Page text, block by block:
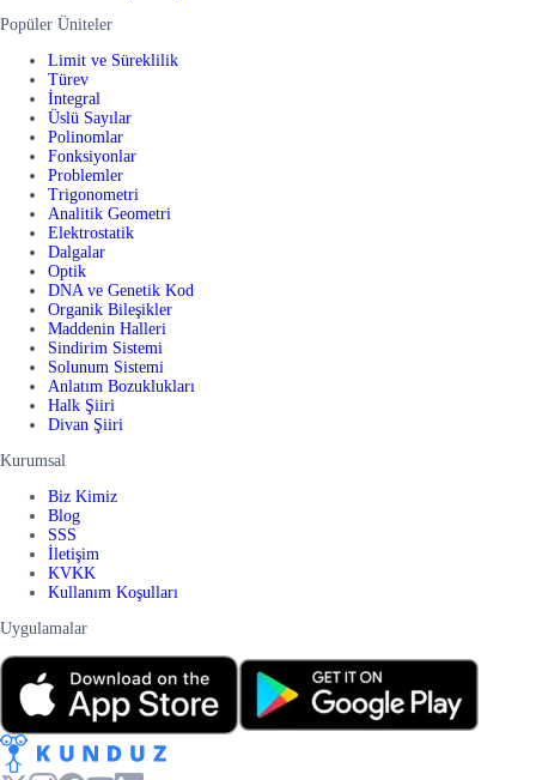
Popüler Üniteler
Limit ve Süreklilik
Türev
İntegral
Üslü Sayılar
Polinomlar
Fonksiyonlar
Problemler
Trigonometri
Analitik Geometri
Elektrostatik
Dalgalar
Optik
DNA ve Genetik Kod
Organik Bileşikler
Maddenin Halleri
Sindirim Sistemi
Solunum Sistemi
Anlatım Bozuklukları
Halk Şiiri
Divan Şiiri
Kurumsal
Biz Kimiz
Blog
SSS
İletişim
KVKK
Kullanım Koşulları
Uygulamalar